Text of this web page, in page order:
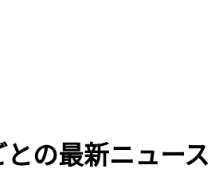
の最新ニュース